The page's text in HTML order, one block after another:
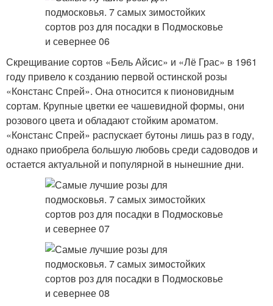
Скрещивание сортов «Бель Айсис» и «Лё Грас» в 1961
году привело к созданию первой остинской розы
«Констанс Спрей». Она относится к пионовидным
сортам. Крупные цветки ее чашевидной формы, они
розового цвета и обладают стойким ароматом.
«Констанс Спрей» распускает бутоны лишь раз в году,
однако приобрела большую любовь среди садоводов и
остается актуальной и популярной в нынешние дни.